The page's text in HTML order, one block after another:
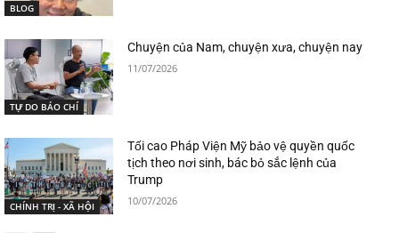
BLOG
TỰ DO BÁO CHÍ
Chuyện của Nam, chuyện xưa, chuyện nay
11/07/2026
CHÍNH TRỊ - XÃ HỘI
Tối cao Pháp Viện Mỹ bảo vệ quyền quốc
tịch theo nơi sinh, bác bỏ sắc lệnh của
Trump
10/07/2026